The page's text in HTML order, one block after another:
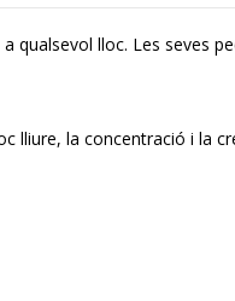
qualsevol lloc. Les seves
lliure, la concentració i la